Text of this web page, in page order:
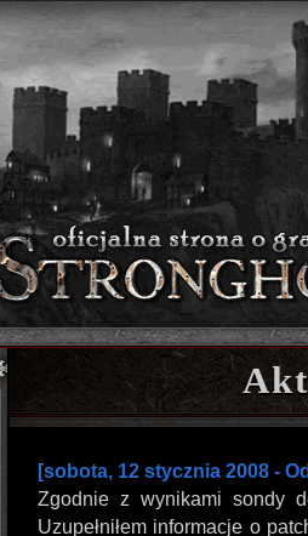
[sobota, 12 stycznia 2008 -
Zgodnie z wynikami sondy
Uzupełniłem informacje o